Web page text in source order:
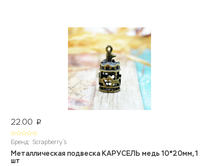
22.00 p
Бренд: Scrapberry`s
Металлическая подвеска КАРУСЕЛЬ медь 10*20мм, 1
шт